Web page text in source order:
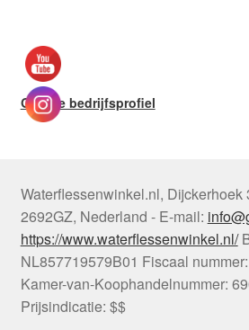
Google bedrijfsprofiel
Waterflessenwinkel.nl, Dijckerhoek
2692GZ, Nederland - E-mail:
https://www.waterflessenwinkel.nl/
NL857719579B01 Fiscaal nummer:
Kamer-van-Koophandelnummer:
Prijsindicatie: $$